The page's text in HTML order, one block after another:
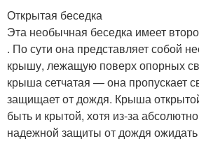
Открытая беседка
Эта необычная беседка имеет
. По сути она представляет собой
крышу, лежащую поверх опорных
крыша сетчатая — она пропускает
защищает от дождя. Крыша
быть и крытой, хотя из-за
надежной защиты от дождя ожидать